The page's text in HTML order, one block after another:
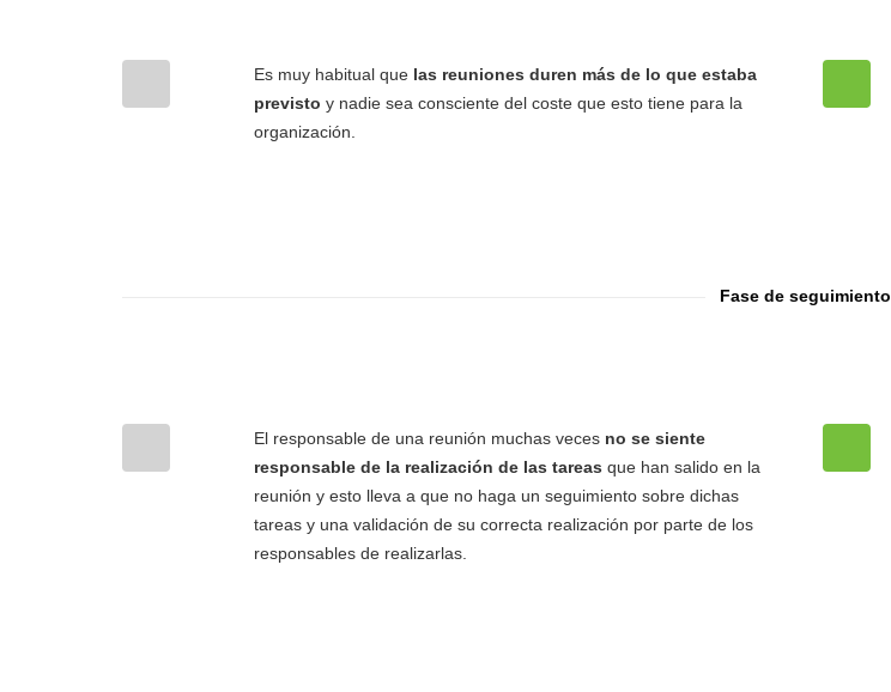
Es muy habitual que las reuniones duren más de lo que estaba
previsto y nadie sea consciente del coste que esto tiene para la
organización.
Fase de seguimiento
El responsable de una reunión muchas veces no se siente
responsable de la realización de las tareas que han salido en la
reunión y esto lleva a que no haga un seguimiento sobre dichas
tareas y una validación de su correcta realización por parte de los
responsables de realizarlas.